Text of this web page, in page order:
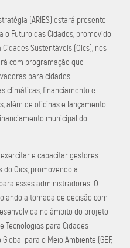
(ARIES) estará presente
o Futuro das Cidades, promovido
Sustentáveis (Oics), nos
com programação que
para cidades
climáticas, financiamento e
além de oficinas e lançamento
municipal do
e capacitar gestores
Oics, promovendo a
esses administradores. O
a tomada de decisão com
no âmbito do projeto
Tecnologias para Cidades
para o Meio Ambiente (GEF,